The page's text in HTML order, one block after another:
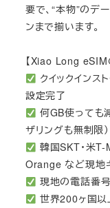
要で、“本物”のデ
ンまで揃います。
【Xiao Long eSIM
クイックイン
設定完了
何GB使っても
ザリングも無制限）
韓国SKT・米T-
Orange など現地
現地の電話番
世界200ヶ国以